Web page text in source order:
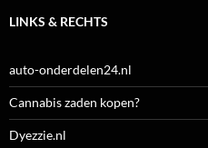
LINKS & RECHTS
auto-onderdelen24.nl
Cannabis zaden kopen?
Dyezzie.nl